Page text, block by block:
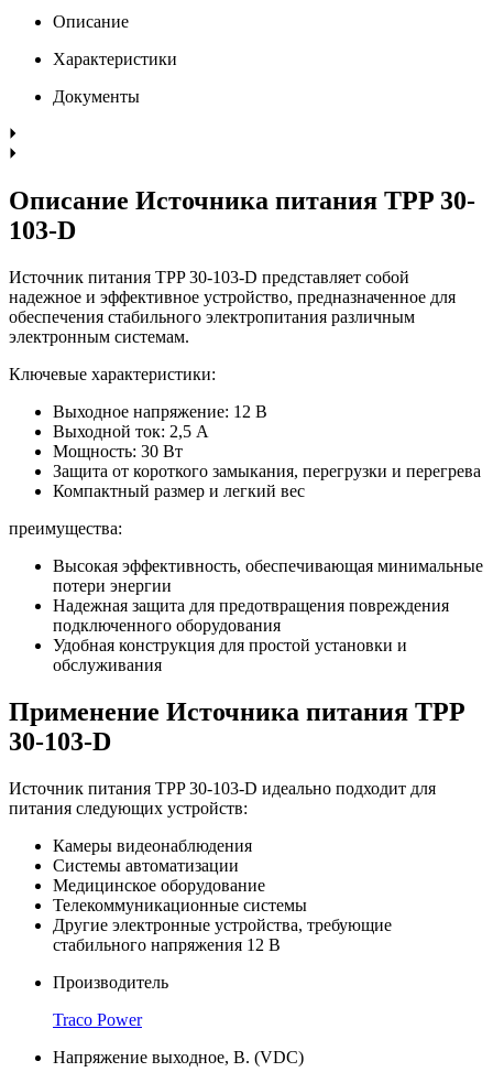
Описание
Характеристики
Документы
Описание Источника питания TPP 30-
103-D
Источник питания TPP 30-103-D представляет собой
надежное и эффективное устройство, предназначенное для
обеспечения стабильного электропитания различным
электронным системам.
Ключевые характеристики:
Выходное напряжение: 12 В
Выходной ток: 2,5 А
Мощность: 30 Вт
Защита от короткого замыкания, перегрузки и перегрева
Компактный размер и легкий вес
преимущества:
Высокая эффективность, обеспечивающая минимальные
потери энергии
Надежная защита для предотвращения повреждения
подключенного оборудования
Удобная конструкция для простой установки и
обслуживания
Применение Источника питания TPP
30-103-D
Источник питания TPP 30-103-D идеально подходит для
питания следующих устройств:
Камеры видеонаблюдения
Системы автоматизации
Медицинское оборудование
Телекоммуникационные системы
Другие электронные устройства, требующие
стабильного напряжения 12 В
Производитель
Traco Power
Напряжение выходное, В. (VDC)